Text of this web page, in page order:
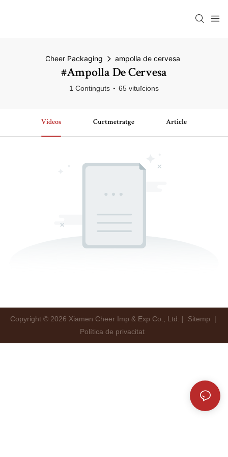
Cheer Packaging ampolla de cervesa
#ampolla De Cervesa
1 Continguts 65 vituïcions
Vídeos Curtmetratge Article
Copyright © 2026 Xiamen Cheer Imp & Exp Co., Ltd. | Sitemp
|
Política de privacitat